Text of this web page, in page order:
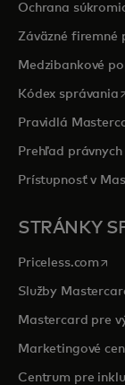
Ochrana
Záväzné firemné
Medzibankové
Kódex správania
Pravidlá
Prehľad
Prístupnosť v
STRÁNKY
Priceless.com
Služby
Mastercard pre
Marketingové
Centrum pre